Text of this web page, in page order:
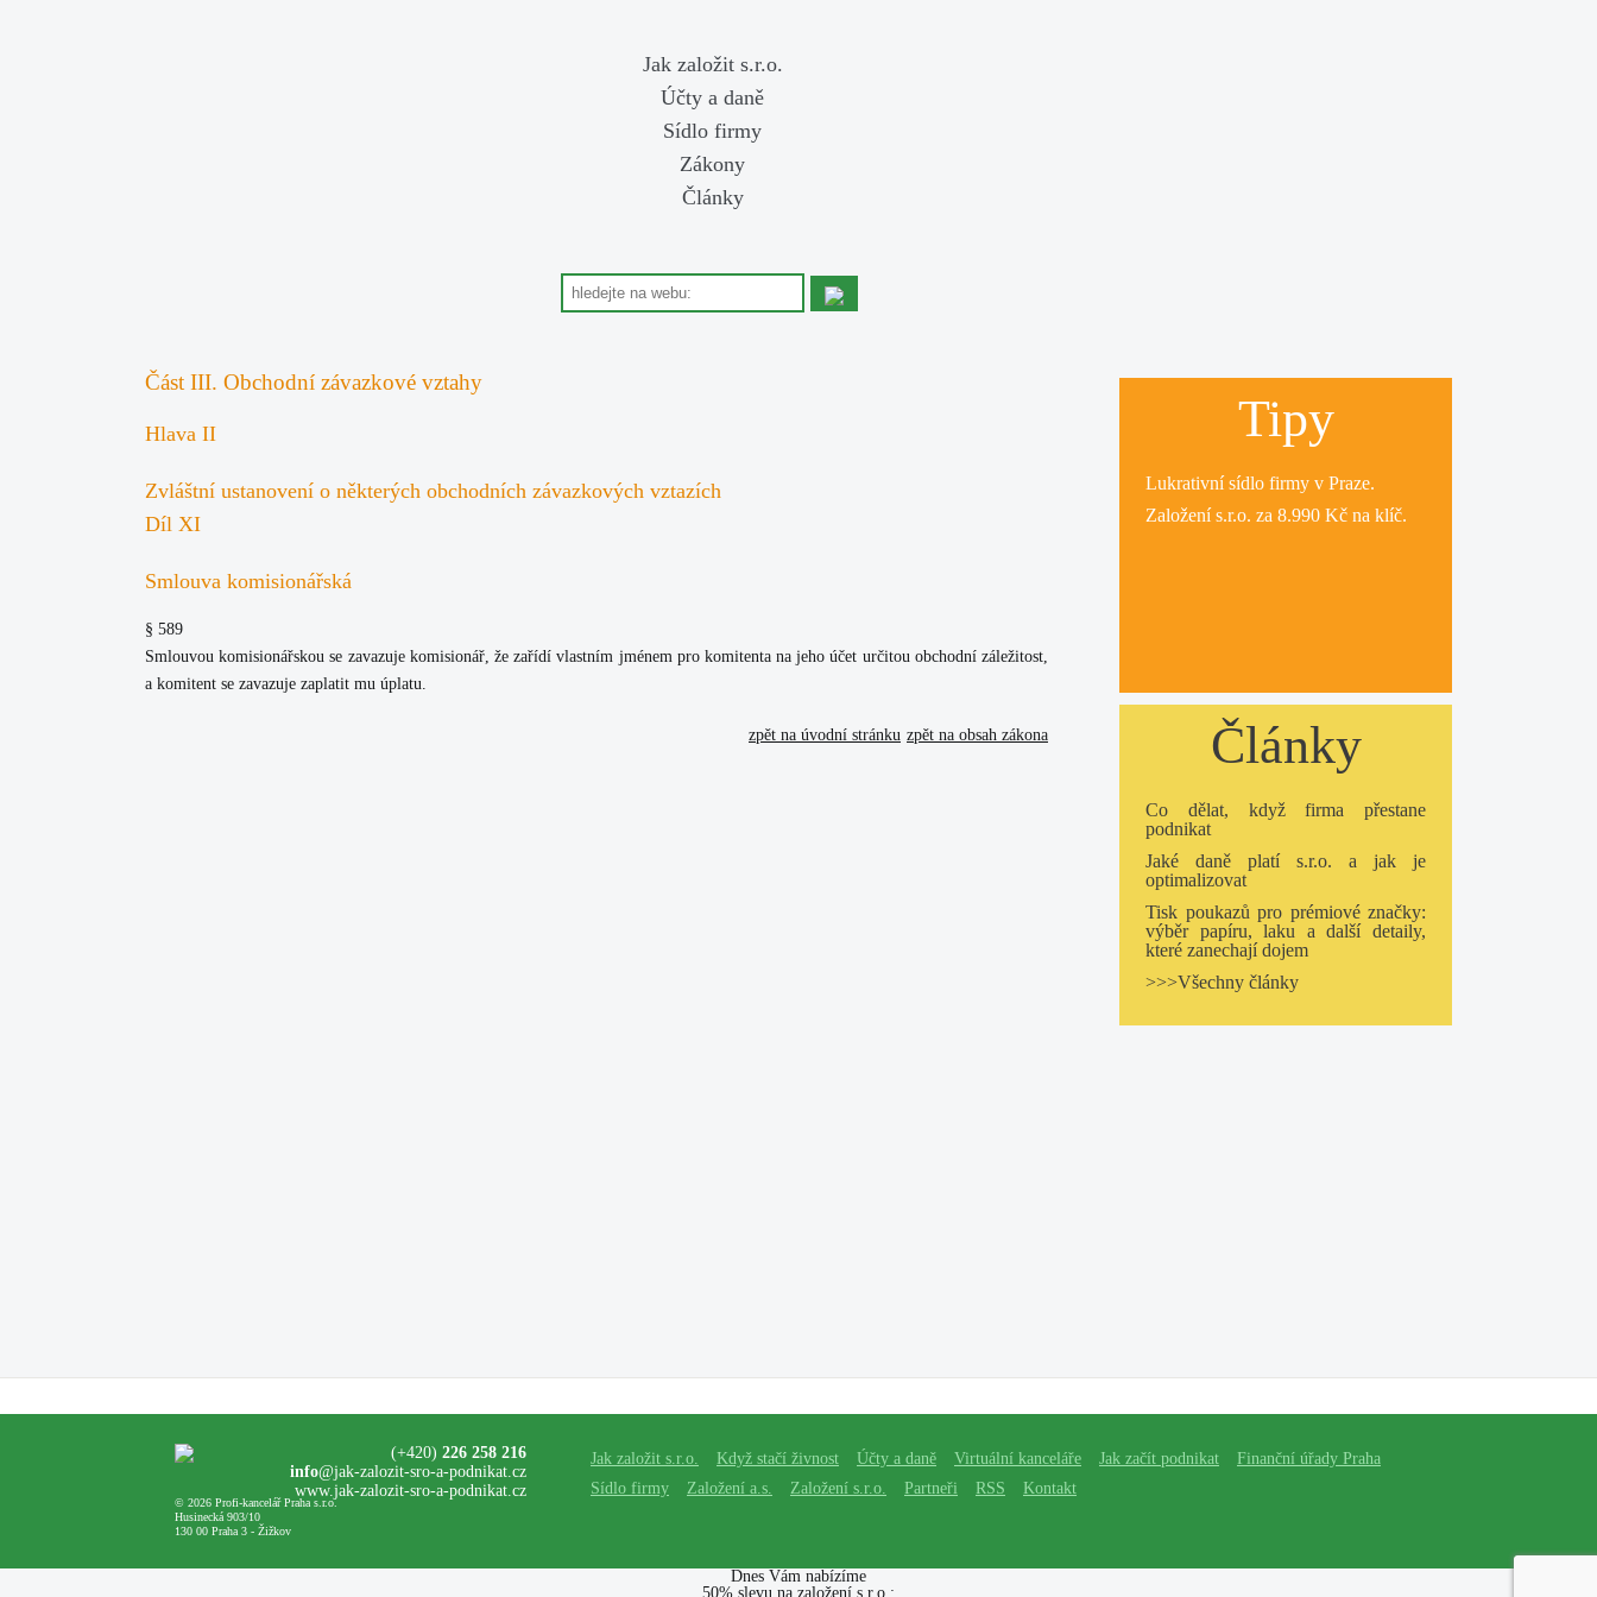
Jak založit s.r.o.
Účty a daně
Sídlo firmy
Zákony
Články
Část III. Obchodní závazkové vztahy
Hlava II
Zvláštní ustanovení o některých obchodních závazkových vztazích
Díl XI
Smlouva komisionářská
§ 589
Smlouvou komisionářskou se zavazuje komisionář, že zařídí vlastním jménem pro komitenta na jeho účet určitou obchodní záležitost,
a komitent se zavazuje zaplatit mu úplatu.
zpět na obsah zákona
zpět na úvodní stránku
Tipy
Lukrativnísídlo firmy v Praze.
Založení s.r.o. za 8.990 Kč na klíč.
Články
Co dělat, když firma přestane
podnikat
Jaké daně platí s.r.o. a jak je
optimalizovat
Tisk poukazů pro prémiové značky:
výběr papíru, laku a další detaily,
které zanechají dojem
>>>Všechny články
© 2026 Profi-kancelář Praha s.r.o.
Husinecká 903/10
130 00 Praha 3 - Žižkov
(+420) 226 258 216
info@jak-zalozit-sro-a-podnikat.cz
www.jak-zalozit-sro-a-podnikat.cz
Jak založit s.r.o. Když stačí živnost Účty a daně Virtuální kanceláře Jak začít podnikat
Finanční úřady Praha
Sídlo firmy
Založení a.s. Založení s.r.o. Partneři RSS Kontakt
Dnes Vám nabízíme
50% slevu na založení s.r.o.: